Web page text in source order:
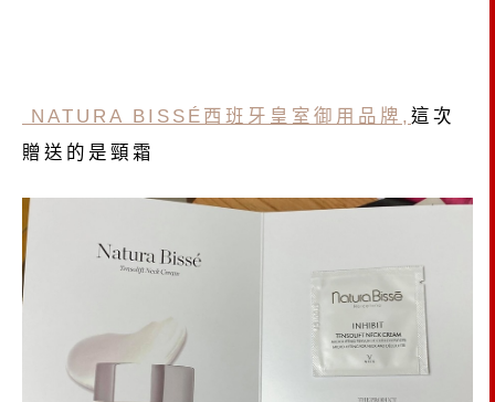
NATURA BISSÉ西班牙皇室御用品牌, 這次
贈送的是頸霜